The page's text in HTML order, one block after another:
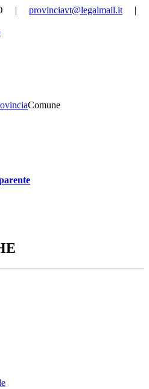
| provinciavt@legalmail.it |
Comune